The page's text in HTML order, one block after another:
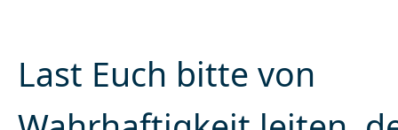
Last Euch bitte von